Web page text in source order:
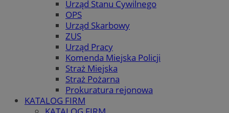
Urząd Stanu Cywilnego
OPS
Urząd Skarbowy
ZUS
Urząd Pracy
Komenda Miejska Policji
Straż Miejska
Straż Pożarna
Prokuratura rejonowa
KATALOG FIRM